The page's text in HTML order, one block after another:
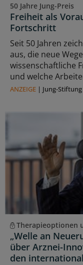
50 Jahre Jung-Preis
Freiheit als
Fortschritt
Seit 50 Jahren
aus, die neue
wissenschaftliche
und welche
ANZEIGE | Jung-
Therapieoptionen
„Welle an
über Arznei-
den